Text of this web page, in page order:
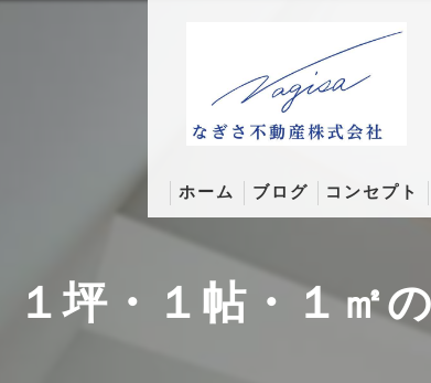
ホーム ブログ
そんなとこまでコラム
コンセプト
１坪・１帖・１㎡